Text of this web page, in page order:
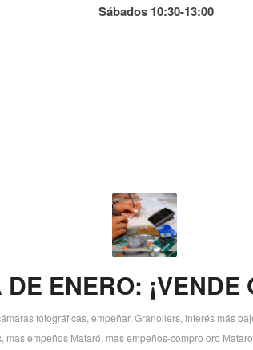
Sábados 10:30-13:00
DE ENERO: ¡VENDE
fotográficas, empeñar, Granollers, interés más
, mas empeños Mataró, mas empeños-compro oro Mataró